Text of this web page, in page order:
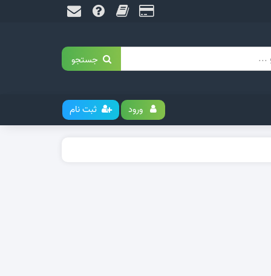
جستجو
ورود ثبت نام